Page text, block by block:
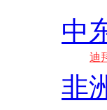
中
迪
非